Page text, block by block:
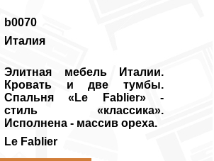
b0070
Италия
Элитная мебель Италии.
Кровать и две тумбы.
Спальня «Le Fablier» -
стиль «классика».
Исполнена - массив ореха.
Le Fablier